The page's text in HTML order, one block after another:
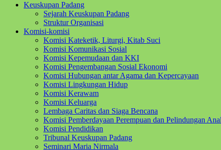
Keuskupan Padang
Sejarah Keuskupan Padang
Struktur Organisasi
Komisi-komisi
Komisi Kateketik, Liturgi, Kitab Suci
Komisi Komunikasi Sosial
Komisi Kepemudaan dan KKI
Komisi Pengembangan Sosial Ekonomi
Komisi Hubungan antar Agama dan Kepercayaan
Komisi Lingkungan Hidup
Komisi Kerawam
Komisi Keluarga
Lembaga Caritas dan Siaga Bencana
Komisi Pemberdayaan Perempuan dan Pelindungan
Komisi Pendidikan
Tribunal Keuskupan Padang
Seminari Maria Nirmala